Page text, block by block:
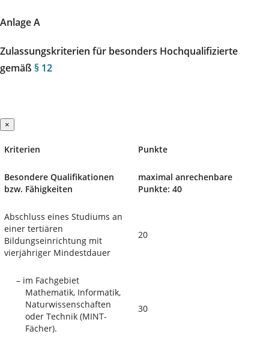
Anlage A
Zulassungskriterien für besonders Hochqualifizierte
gemäß § 12
×
Kriterien Punkte
Besondere Qualifikationen
bzw. Fähigkeiten
maximal anrechenbare
Punkte: 40
Abschluss eines Studiums an
einer tertiären
Bildungseinrichtung mit
vierjähriger Mindestdauer
20
– im Fachgebiet
Mathematik, Informatik,
Naturwissenschaften
oder Technik (MINT-
Fächer).
30